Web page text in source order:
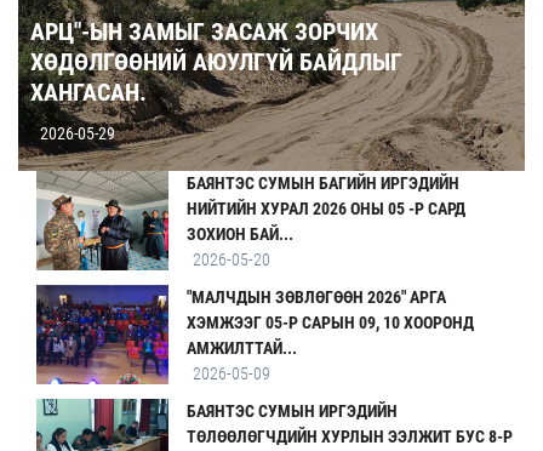
АРЦ"-ЫН ЗАМЫГ ЗАСАЖ ЗОРЧИХ
ХӨДӨЛГӨӨНИЙ АЮУЛГҮЙ БАЙДЛЫГ
ХАНГАСАН.
2026-05-29
БАЯНТЭС СУМЫН БАГИЙН ИРГЭДИЙН
НИЙТИЙН ХУРАЛ 2026 ОНЫ 05 -Р САРД
ЗОХИОН БАЙ...
2026-05-20
"МАЛЧДЫН ЗӨВЛӨГӨӨН 2026" АРГА
ХЭМЖЭЭГ 05-Р САРЫН 09, 10 ХООРОНД
АМЖИЛТТАЙ...
2026-05-09
БАЯНТЭС СУМЫН ИРГЭДИЙН
ТӨЛӨӨЛӨГЧДИЙН ХУРЛЫН ЭЭЛЖИТ БУС 8-Р